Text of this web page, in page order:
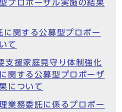
プロポーザル実施の結果
に関する公募型プロポー
て
支援家庭見守り体制強化
関する公募型プロポーザ
について
業務委託に係るプロポー